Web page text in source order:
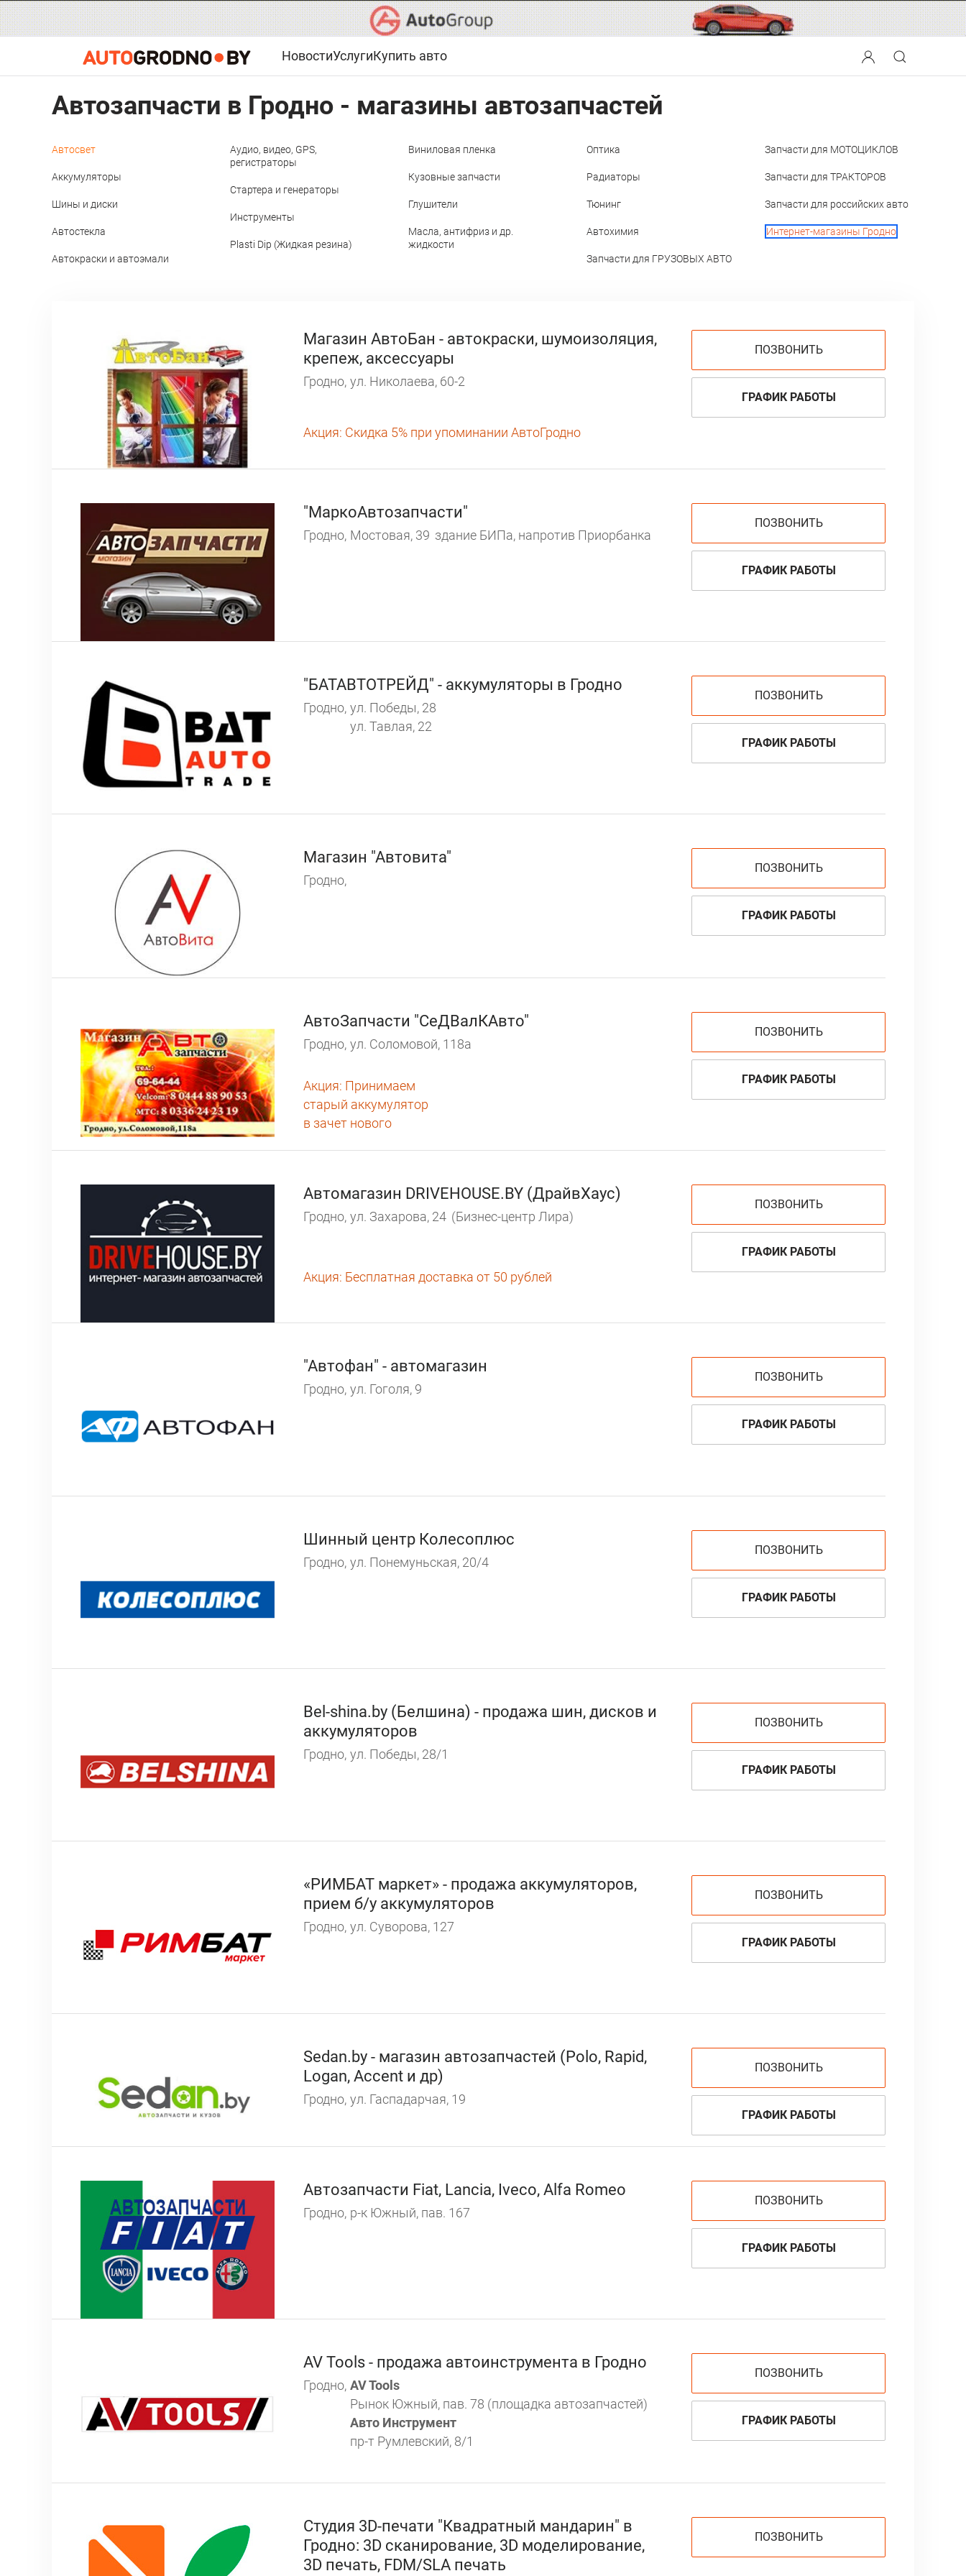
НовостиУслугиКупить авто
Автозапчасти в Гродно - магазины автозапчастей
Автосвет
Аккумуляторы
Шины и диски
Автостекла
Автокраски и автоэмали
Аудио, видео, GPS,
регистраторы
Стартера и генераторы
Инструменты
Plasti Dip (Жидкая резина)
Виниловая пленка
Кузовные запчасти
Глушители
Масла, антифриз и др.
жидкости
Оптика
Радиаторы
Тюнинг
Автохимия
Запчасти для ГРУЗОВЫХ АВТО
Запчасти для МОТОЦИКЛОВ
Запчасти для ТРАКТОРОВ
Запчасти для российских авто
Интернет-магазины Гродно
Магазин АвтоБан - автокраски, шумоизоляция,
крепеж, аксессуары
Гродно, ул. Николаева, 60-2
Акция: Скидка 5% при упоминании АвтоГродно
ПОЗВОНИТЬ
ГРАФИК РАБОТЫ
"МаркоАвтозапчасти"
Гродно, Мостовая, 39 здание БИПа, напротив Приорбанка
ПОЗВОНИТЬ
ГРАФИК РАБОТЫ
"БАТАВТОТРЕЙД" - аккумуляторы в Гродно
Гродно, ул. Победы, 28
ул. Тавлая, 22
ПОЗВОНИТЬ
ГРАФИК РАБОТЫ
Магазин "Автовита"
Гродно,
ПОЗВОНИТЬ
ГРАФИК РАБОТЫ
АвтоЗапчасти "СеДВалКАвто"
Гродно, ул. Соломовой, 118а
Акция: Принимаем
старый аккумулятор
в зачет нового
ПОЗВОНИТЬ
ГРАФИК РАБОТЫ
Автомагазин DRIVEHOUSE.BY (ДрайвХаус)
Гродно, ул. Захарова, 24 (Бизнес-центр Лира)
Акция: Бесплатная доставка от 50 рублей
ПОЗВОНИТЬ
ГРАФИК РАБОТЫ
"Автофан" - автомагазин
Гродно, ул. Гоголя, 9
ПОЗВОНИТЬ
ГРАФИК РАБОТЫ
Шинный центр Колесоплюс
Гродно, ул. Понемуньская, 20/4
ПОЗВОНИТЬ
ГРАФИК РАБОТЫ
Bel-shina.by (Белшина) - продажа шин, дисков и
аккумуляторов
Гродно, ул. Победы, 28/1
ПОЗВОНИТЬ
ГРАФИК РАБОТЫ
«РИМБАТ маркет» - продажа аккумуляторов,
прием б/у аккумуляторов
Гродно, ул. Суворова, 127
ПОЗВОНИТЬ
ГРАФИК РАБОТЫ
Sedan.by - магазин автозапчастей (Polo, Rapid,
Logan, Accent и др)
Гродно, ул. Гаспадарчая, 19
ПОЗВОНИТЬ
ГРАФИК РАБОТЫ
Автозапчасти Fiat, Lancia, Iveco, Alfa Romeo
Гродно, р-к Южный, пав. 167
ПОЗВОНИТЬ
ГРАФИК РАБОТЫ
AV Tools - продажа автоинструмента в Гродно
Гродно, AV Tools
Рынок Южный, пав. 78 (площадка автозапчастей)
Авто Инструмент
пр-т Румлевский, 8/1
ПОЗВОНИТЬ
ГРАФИК РАБОТЫ
Студия 3D-печати "Квадратный мандарин" в
Гродно: 3D сканирование, 3D моделирование,
3D печать, FDM/SLA печать
ПОЗВОНИТЬ